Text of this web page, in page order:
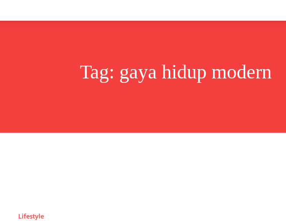
Tag: gaya hidup modern
Lifestyle